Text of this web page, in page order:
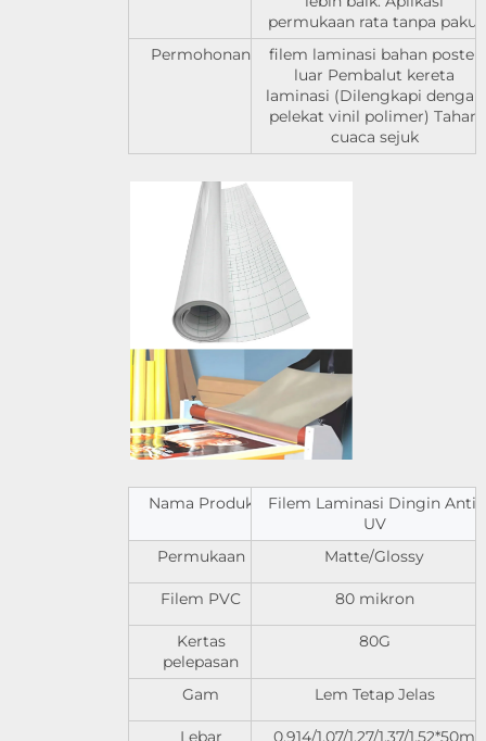
permukaan rata tanpa paku.
Permohonan
filem laminasi bahan poster
luar Pembalut kereta
laminasi (Dilengkapi dengan
pelekat vinil polimer) Tahan
cuaca sejuk
Nama Produk
Filem Laminasi Dingin Anti-
UV
Permukaan
Matte/Glossy
Filem PVC 80 mikron
Kertas
pelepasan
80G
Gam Lem Tetap Jelas
Lebar 0.914/1.07/1.27/1.37/1.52*50m